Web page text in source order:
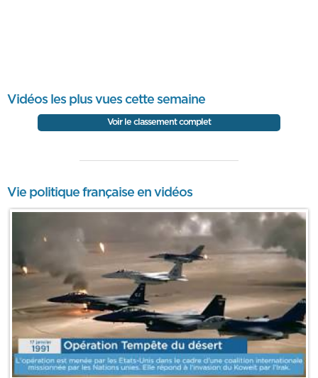
Vidéos les plus vues cette semaine
Voir le classement complet
Vie politique française en vidéos